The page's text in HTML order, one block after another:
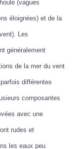
(vagues
éloignées) et de la
Les
généralement
de la mer du vent
différentes
composantes
avec une
rudes et
les eaux peu